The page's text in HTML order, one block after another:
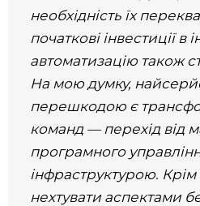
необхідність їх
початкові інвестиції в
автоматизацію також
На мою думку,
перешкодою є
команд — перехід від
програмного
інфраструктурою.
нехтувати аспектами